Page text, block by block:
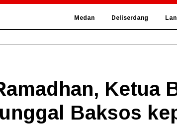
Medan Deliserdang
Ketua
Baksos